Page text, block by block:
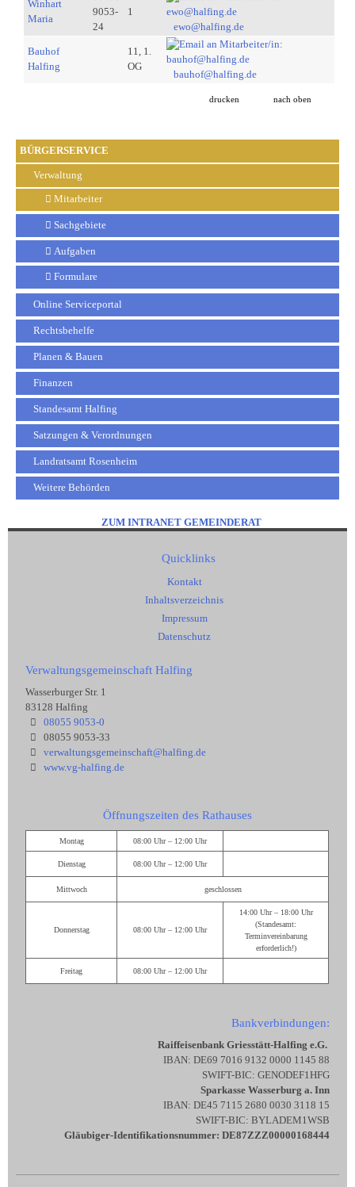
BÜRGERSERVICE
Verwaltung
Mitarbeiter
Sachgebiete
Aufgaben
Formulare
Online Serviceportal
Rechtsbehelfe
Planen & Bauen
Finanzen
Standesamt Halfing
Satzungen & Verordnungen
Landratsamt Rosenheim
Weitere Behörden
Winhart
Maria
9053-
24
1
ewo@halfing.de
Bauhof
Halfing
11, 1.
OG
bauhof@halfing.de
drucken nach oben
ZUM INTRANET GEMEINDERAT
Quicklinks
Kontakt
Inhaltsverzeichnis
Impressum
Datenschutz
Verwaltungsgemeinschaft Halfing
Wasserburger Str. 1
83128 Halfing
08055 9053-0
08055 9053-33
verwaltungsgemeinschaft@halfing.de
www.vg-halfing.de
Öffnungszeiten des Rathauses
Montag 08:00 Uhr – 12:00 Uhr
Dienstag 08:00 Uhr – 12:00 Uhr
Mittwoch geschlossen
Donnerstag 08:00 Uhr – 12:00 Uhr
14:00 Uhr – 18:00 Uhr
(Standesamt:
Terminvereinbarung
erforderlich!)
Freitag 08:00 Uhr – 12:00 Uhr
Bankverbindungen:
Raiffeisenbank Griesstätt-Halfing e.G.
IBAN: DE69 7016 9132 0000 1145 88
SWIFT-BIC: GENODEF1HFG
Sparkasse Wasserburg a. Inn
IBAN: DE45 7115 2680 0030 3118 15
SWIFT-BIC: BYLADEM1WSB
Gläubiger-Identifikationsnummer: DE87ZZZ00000168444